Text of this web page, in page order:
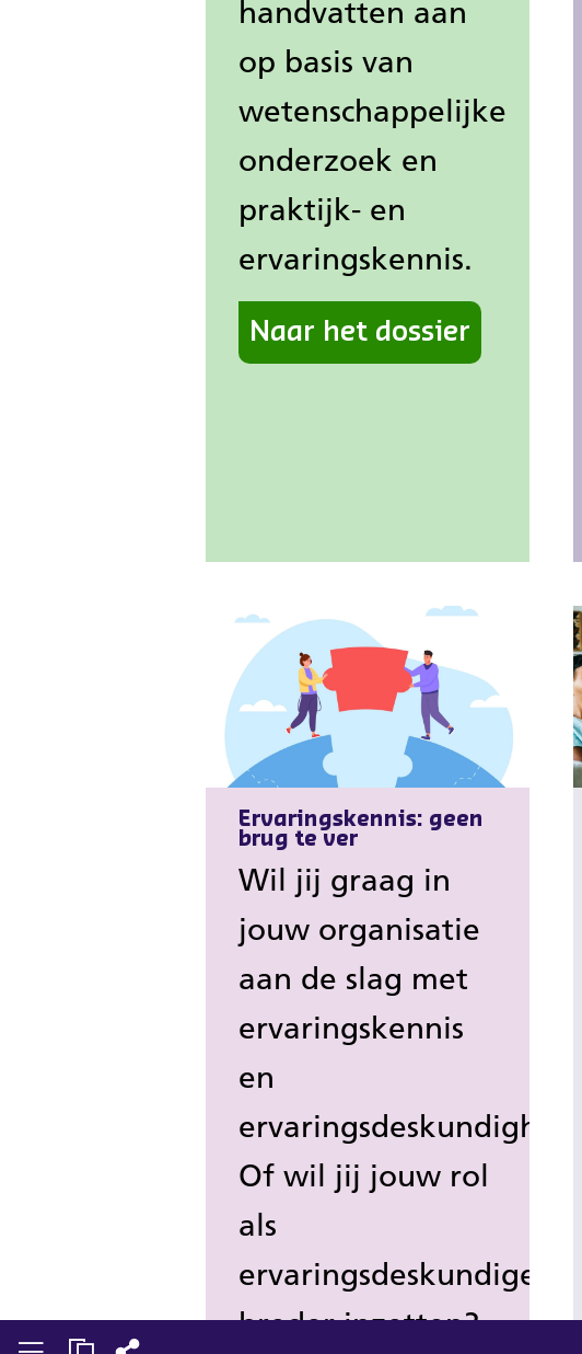
handvatten aan
op basis van
wetenschappelijke
onderzoek en
praktijk- en
ervaringskennis.
Naar het dossier
Ervaringskennis: geen
brug te ver
Wil jij graag in
jouw organisatie
aan de slag met
ervaringskennis
en
ervaringsdeskundigheid?
Of wil jij jouw rol
als
ervaringsdeskundige
breder inzetten?